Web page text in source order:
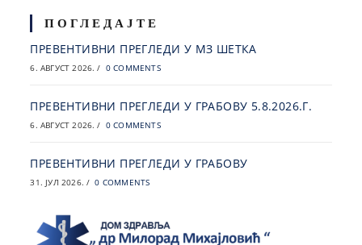
ПОГЛЕДАЈТЕ
ПРЕВЕНТИВНИ ПРЕГЛЕДИ У МЗ ШЕТКА
6. АВГУСТ 2026. / 0 COMMENTS
ПРЕВЕНТИВНИ ПРЕГЛЕДИ У ГРАБОВУ 5.8.2026.Г.
6. АВГУСТ 2026. / 0 COMMENTS
ПРЕВЕНТИВНИ ПРЕГЛЕДИ У ГРАБОВУ
31. ЈУЛ 2026. / 0 COMMENTS